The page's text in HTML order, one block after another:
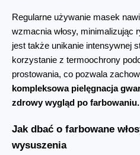
Regularne używanie masek
wzmacnia włosy, minimalizując
jest także unikanie intensywnej
korzystanie z termoochrony
prostowania, co pozwala
kompleksowa pielęgnacja
zdrowy wygląd po farbowaniu.
Jak dbać o farbowane
wysuszenia